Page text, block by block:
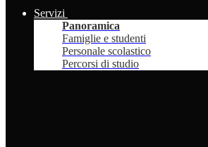
Servizi
Panoramica
Famiglie e studenti
Personale scolastico
Percorsi di studio